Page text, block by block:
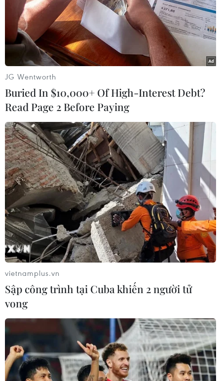
#cà phê #Kinh tế Tuần hoàn
#đặc sản
#xuất khẩu cà phê
Theo dõi VietnamPlus
TIN LIÊN QUAN
Càphê Việt Nam mang lại trải nghiệm độc
JG Wentworth
Buried In $10,000+ Of High-Interest Debt?
Read Page 2 Before Paying
vietnamplus.vn
Sập công trình tại Cuba khiến 2 người tử
vong